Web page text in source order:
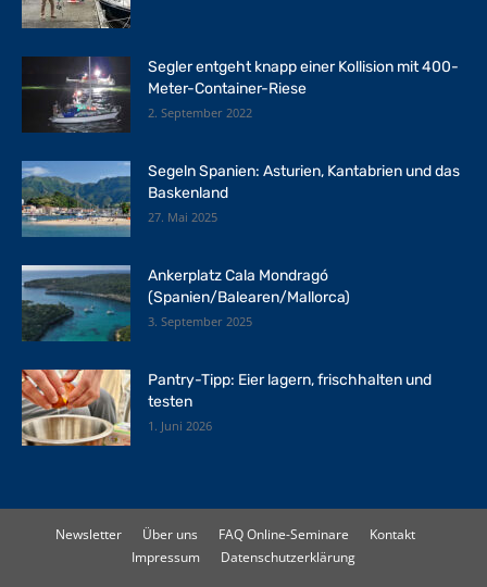
Segler entgeht knapp einer Kollision mit 400-
Meter-Container-Riese
2. September 2022
Segeln Spanien: Asturien, Kantabrien und das
Baskenland
27. Mai 2025
Ankerplatz Cala Mondragó
(Spanien/Balearen/Mallorca)
3. September 2025
Pantry-Tipp: Eier lagern, frischhalten und
testen
1. Juni 2026
Newsletter Über uns FAQ Online-Seminare
Kontakt
Impressum
Datenschutzerklärung